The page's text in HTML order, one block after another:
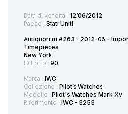
Data di vendita : 12/06/2012
Paese : Stati Uniti
Antiquorum #263 - 2012-06 -
Timepieces
New York
ID Lotto : 90
Marca : IWC
Collezione : Pilot’s Watches
Modello : Pilot's Watches Mark Xv
Riferimento : IWC - 3253